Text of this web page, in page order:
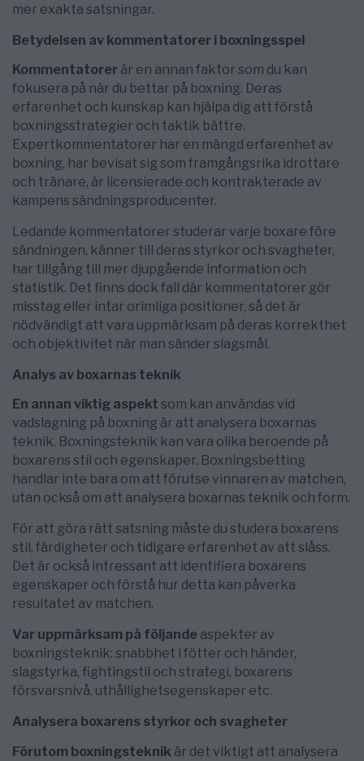
mer exakta satsningar.
Betydelsen av kommentatorer i boxningsspel
Kommentatorer är en annan faktor som du kan
fokusera på när du bettar på boxning. Deras
erfarenhet och kunskap kan hjälpa dig att förstå
boxningsstrategier och taktik bättre.
Expertkommentatorer har en mängd erfarenhet av
boxning, har bevisat sig som framgångsrika idrottare
och tränare, är licensierade och kontrakterade av
kampens sändningsproducenter.
Ledande kommentatorer studerar varje boxare före
sändningen, känner till deras styrkor och svagheter,
har tillgång till mer djupgående information och
statistik. Det finns dock fall där kommentatorer gör
misstag eller intar orimliga positioner, så det är
nödvändigt att vara uppmärksam på deras korrekthet
och objektivitet när man sänder slagsmål.
Analys av boxarnas teknik
En annan viktig aspekt som kan användas vid
vadslagning på boxning är att analysera boxarnas
teknik. Boxningsteknik kan vara olika beroende på
boxarens stil och egenskaper. Boxningsbetting
handlar inte bara om att förutse vinnaren av matchen,
utan också om att analysera boxarnas teknik och form.
För att göra rätt satsning måste du studera boxarens
stil, färdigheter och tidigare erfarenhet av att slåss.
Det är också intressant att identifiera boxarens
egenskaper och förstå hur detta kan påverka
resultatet av matchen.
Var uppmärksam på följande aspekter av
boxningsteknik: snabbhet i fötter och händer,
slagstyrka, fightingstil och strategi, boxarens
försvarsnivå, uthållighetsegenskaper etc.
Analysera boxarens styrkor och svagheter
Förutom boxningsteknik är det viktigt att analysera